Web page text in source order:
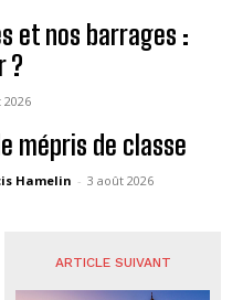
et nos barrages :
?
2026
mépris de classe
Hamelin - 3 août 2026
ARTICLE SUIVANT